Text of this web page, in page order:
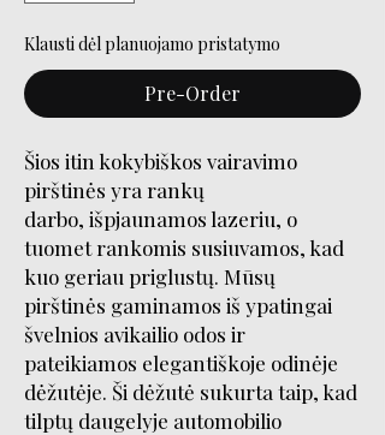
Klausti dėl planuojamo pristatymo
Pre-Order
Šios itin kokybiškos vairavimo
pirštinės yra rankų
darbo, išpjaunamos lazeriu, o
tuomet rankomis susiuvamos, kad
kuo geriau priglustų. Mūsų
pirštinės gaminamos iš ypatingai
švelnios avikailio odos ir
pateikiamos elegantiškoje odinėje
dėžutėje. Ši dėžutė sukurta taip, kad
tilptų daugelyje automobilio